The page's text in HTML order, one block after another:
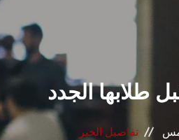
الجدد
تفاصيل الخبر